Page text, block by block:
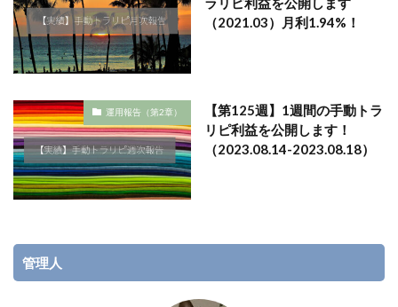
（2021.03）月利1.94%！
運用報告（第2章）
【第125週】1週間の手動トラ
リピ利益を公開します！
（2023.08.14-2023.08.18）
管理人